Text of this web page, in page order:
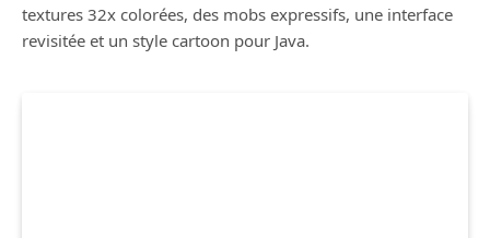
textures 32x colorées, des mobs expressifs, une interface
revisitée et un style cartoon pour Java.